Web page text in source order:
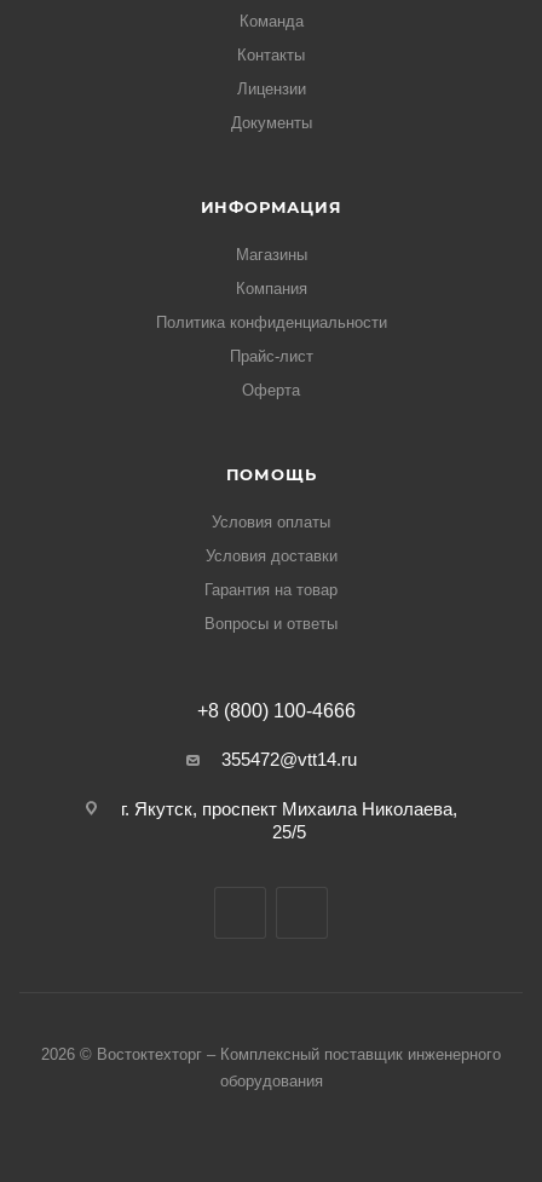
Команда
Контакты
Лицензии
Документы
ИНФОРМАЦИЯ
Магазины
Компания
Политика конфиденциальности
Прайс-лист
Оферта
ПОМОЩЬ
Условия оплаты
Условия доставки
Гарантия на товар
Вопросы и ответы
+8 (800) 100-4666
355472@vtt14.ru
г. Якутск, проспект Михаила Николаева,
25/5
2026 © Востоктехторг – Комплексный поставщик инженерного
оборудования